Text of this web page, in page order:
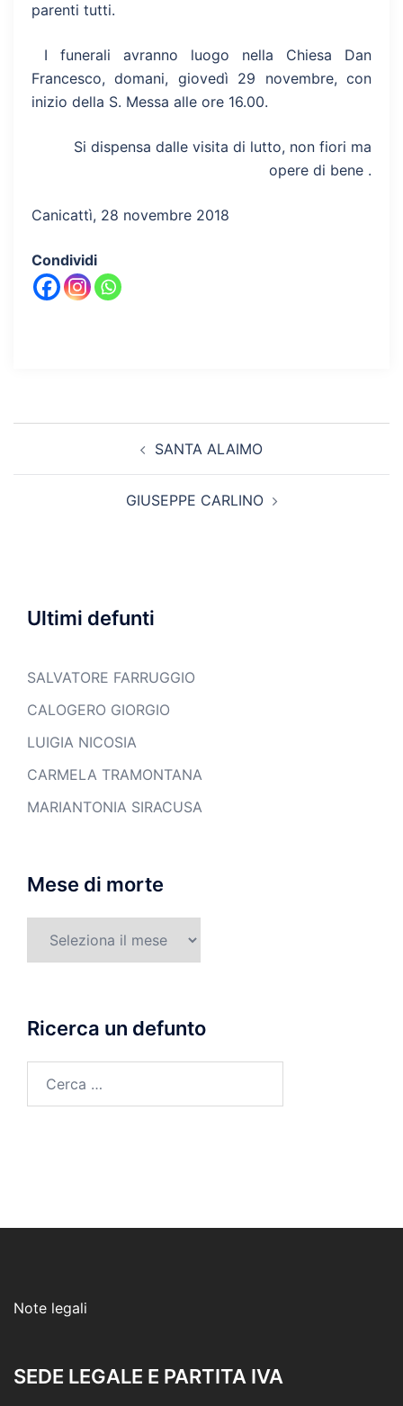
parenti tutti.
I funerali avranno luogo nella Chiesa Dan
Francesco, domani, giovedì 29 novembre, con
inizio della S. Messa alle ore 16.00.
Si dispensa dalle visita di lutto, non fiori ma
opere di bene .
Canicattì, 28 novembre 2018
Condividi
SANTA ALAIMO
GIUSEPPE CARLINO
Ultimi defunti
SALVATORE FARRUGGIO
CALOGERO GIORGIO
LUIGIA NICOSIA
CARMELA TRAMONTANA
MARIANTONIA SIRACUSA
Mese di morte
Ricerca un defunto
Note legali
SEDE LEGALE E PARTITA IVA